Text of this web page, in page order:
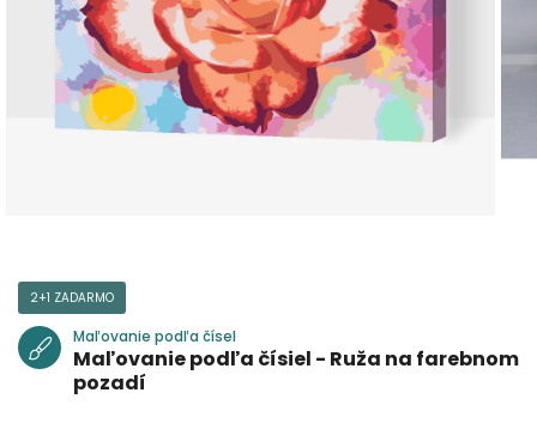
2+1 ZADARMO
Maľovanie podľa čísel
Maľovanie podľa čísiel - Ruža na farebnom
pozadí